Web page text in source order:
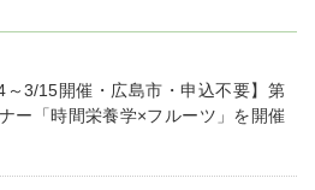
～3/15開催・広島市・申込不要】第
ー「時間栄養学×フルーツ」を開催